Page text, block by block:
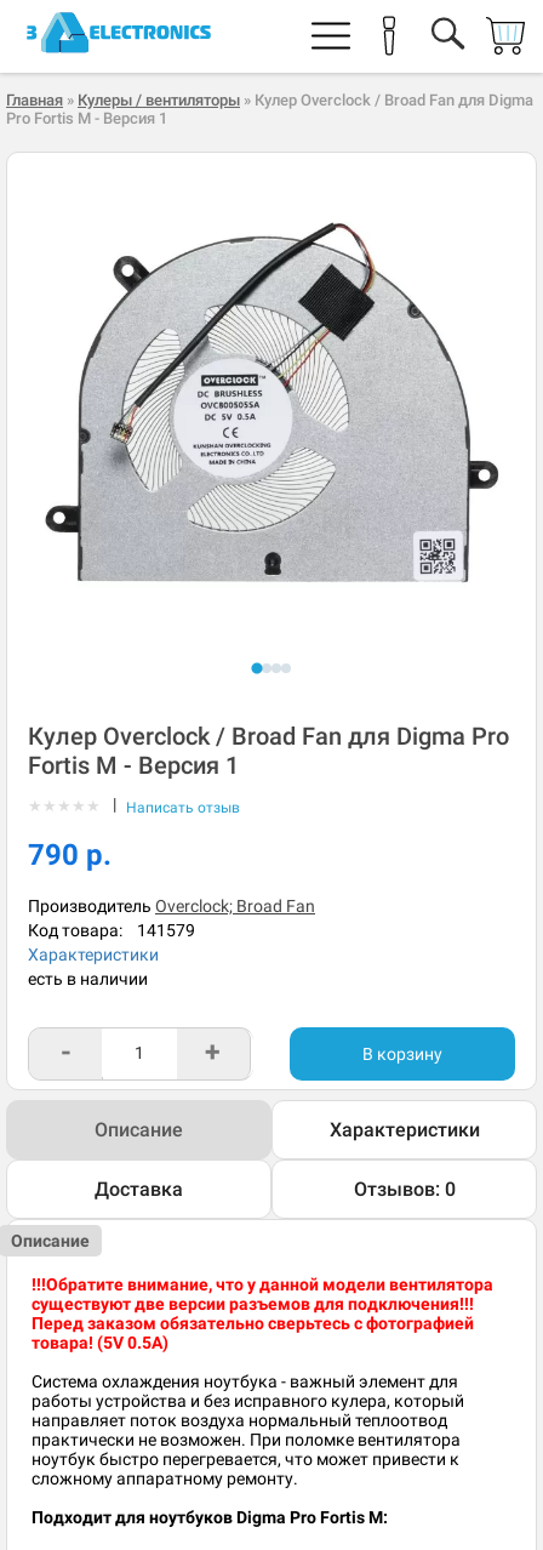
Главная » Кулеры / вентиляторы » Кулер Overclock / Broad Fan для Digma
Pro Fortis M - Версия 1
Кулер Overclock / Broad Fan для Digma Pro
Fortis M - Версия 1
★ ★ ★ ★ ★ | Написать отзыв
790 р.
Производитель Overclock; Broad Fan
Код товара: 141579
Характеристики
есть в наличии
- + В корзину
Описание Характеристики
Доставка Отзывов: 0
Описание
!!!Обратите внимание, что у данной модели вентилятора
существуют две версии разъемов для подключения!!!
Перед заказом обязательно сверьтесь с фотографией
товара! (5V 0.5A)
Система охлаждения ноутбука - важный элемент для
работы устройства и без исправного кулера, который
направляет поток воздуха нормальный теплоотвод
практически не возможен. При поломке вентилятора
ноутбук быстро перегревается, что может привести к
сложному аппаратному ремонту.
Подходит для ноутбуков Digma Pro Fortis M: